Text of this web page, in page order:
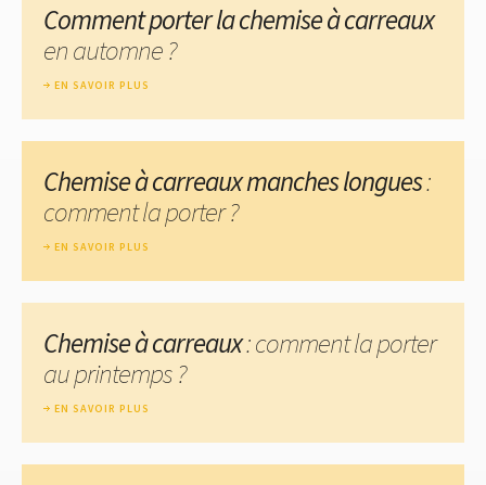
Comment porter la chemise à carreaux
en automne ?
EN SAVOIR PLUS
Chemise à carreaux manches longues:
comment la porter ?
EN SAVOIR PLUS
Chemise à carreaux: comment la porter
au printemps ?
EN SAVOIR PLUS